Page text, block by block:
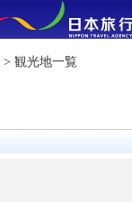
> 観光地一覧